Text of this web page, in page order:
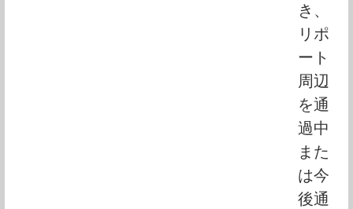
き、
リポ
ート
周辺
を通
過中
また
は今
後通